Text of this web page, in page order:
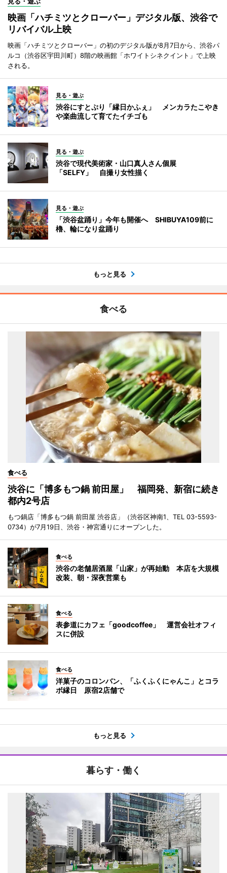
映画「ハチミツとクローバー」デジタル版、渋谷で
リバイバル上映
映画「ハチミツとクローバー」の初のデジタル版が8月7日から、渋谷パ
ルコ（渋谷区宇田川町）8階の映画館「ホワイトシネクイント」で上映
される。
見る・遊ぶ
渋谷にすとぷり「縁日かふぇ」 メンカラたこやき
や楽曲流して育てたイチゴも
見る・遊ぶ
渋谷で現代美術家・山口真人さん個展
「SELFY」 自撮り女性描く
見る・遊ぶ
「渋谷盆踊り」今年も開催へ SHIBUYA109前に
櫓、輪になり盆踊り
もっと見る
食べる
食べる
渋谷に「博多もつ鍋 前田屋」 福岡発、新宿に続き
都内2号店
もつ鍋店「博多もつ鍋 前田屋 渋谷店」（渋谷区神南1、TEL 03-5593-
0734）が7月19日、渋谷・神宮通りにオープンした。
食べる
渋谷の老舗居酒屋「山家」が再始動 本店を大規模
改装、朝・深夜営業も
食べる
表参道にカフェ「goodcoffee」 運営会社オフィ
スに併設
食べる
洋菓子のコロンバン、「ふくふくにゃんこ」とコラ
ボ縁日 原宿2店舗で
もっと見る
暮らす・働く